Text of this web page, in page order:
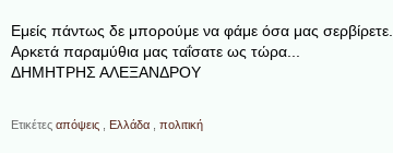
Εμείς πάντως δε μπορούμε να φάμε όσα μας σερβίρετε.
Αρκετά παραμύθια μας ταΐσατε ως τώρα...
ΔΗΜΗΤΡΗΣ ΑΛΕΞΑΝΔΡΟΥ
Ετικέτες απόψεις Ελλάδα πολιτική